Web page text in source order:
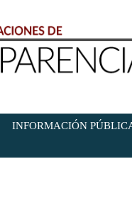
INFORMACIÓN